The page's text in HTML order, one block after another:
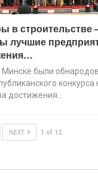
в строительстве
лучшие
Минске были
конкурса
достижения…
NEXT 1 of 12